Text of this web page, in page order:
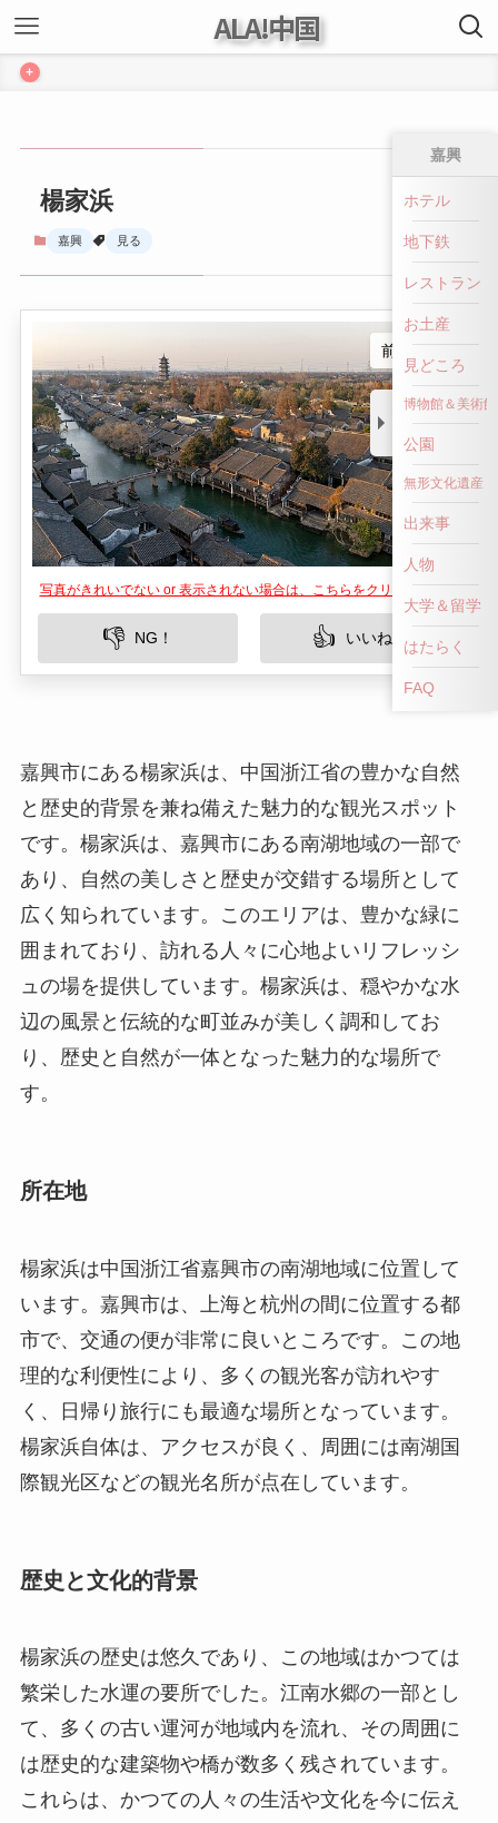
ALA!中国
+
楊家浜
嘉興 見る
前へ戻る
写真がきれいでない or 表示されない場合は、こちらをクリックして！
👎 NG！ 👍 いいね！
嘉興市にある楊家浜は、中国浙江省の豊かな自然
と歴史的背景を兼ね備えた魅力的な観光スポット
です。楊家浜は、嘉興市にある南湖地域の一部で
あり、自然の美しさと歴史が交錯する場所として
広く知られています。このエリアは、豊かな緑に
囲まれており、訪れる人々に心地よいリフレッシ
ュの場を提供しています。楊家浜は、穏やかな水
辺の風景と伝統的な町並みが美しく調和してお
り、歴史と自然が一体となった魅力的な場所で
す。
所在地
楊家浜は中国浙江省嘉興市の南湖地域に位置して
います。嘉興市は、上海と杭州の間に位置する都
市で、交通の便が非常に良いところです。この地
理的な利便性により、多くの観光客が訪れやす
く、日帰り旅行にも最適な場所となっています。
楊家浜自体は、アクセスが良く、周囲には南湖国
際観光区などの観光名所が点在しています。
歴史と文化的背景
楊家浜の歴史は悠久であり、この地域はかつては
繁栄した水運の要所でした。江南水郷の一部とし
て、多くの古い運河が地域内を流れ、その周囲に
は歴史的な建築物や橋が数多く残されています。
これらは、かつての人々の生活や文化を今に伝え
嘉興
ホテル
地下鉄
レストラン
お土産
見どころ
博物館＆美術館
公園
無形文化遺産
出来事
人物
大学＆留学
はたらく
FAQ